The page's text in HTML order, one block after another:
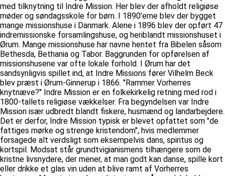
med tilknytning til Indre Mission. Her blev der afholdt religiøse
møder og søndagsskole for børn. I 1890'erne blev der bygget
mange missionshuse i Danmark. Alene i 1896 blev der opført 47
indremissionske forsamlingshuse, og heriblandt missionshuset i
Ørum. Mange missionshuse har navne hentet fra Bibelen såsom
Bethesda, Bethania og Tabor. Baggrunden for opførelsen af
missionshusene var ofte lokale forhold. I Ørum har det
sandsynligvis spillet ind, at Indre Missions fører Vilhelm Beck
blev præst i Ørum-Ginnerup i 1866. ''Rammer Vorherres
knytnæve?'' Indre Mission er en folkekirkelig retning med rod i
1800-tallets religiøse vækkelser. Fra begyndelsen var Indre
Mission især udbredt blandt fiskere, husmænd og landarbejdere.
Det er derfor, Indre Mission typisk er blevet opfattet som "de
fattiges mørke og strenge kristendom", hvis medlemmer
forsagede alt verdsligt som eksempelvis dans, spiritus og
kortspil. Modsat står grundtvigianismens tilhængere som de
kristne livsnydere, der mener, at man godt kan danse, spille kort
eller drikke et glas vin uden at blive ramt af Vorherres